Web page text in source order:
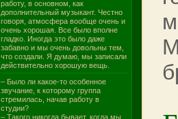
работу, в основном, как
дополнительный музыкант. Честно
говоря, атмосфера вообще очень и
очень хорошая. Все было вполне
гладко. Иногда это было даже
забавно и мы очень довольны тем,
что создали. Я думаю, мы записали
действительно хорошую вещь.
– Было ли какое-то особенное
звучание, к которому группа
стремилась, начав работу в
студии?
– Такого никогда бывает, когда мы